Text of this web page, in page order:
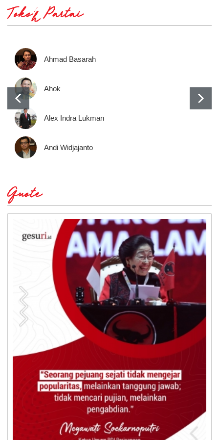
Tokoh Partai
Ahmad Basarah
Ahok
Alex Indra Lukman
Andi Widjajanto
Quote